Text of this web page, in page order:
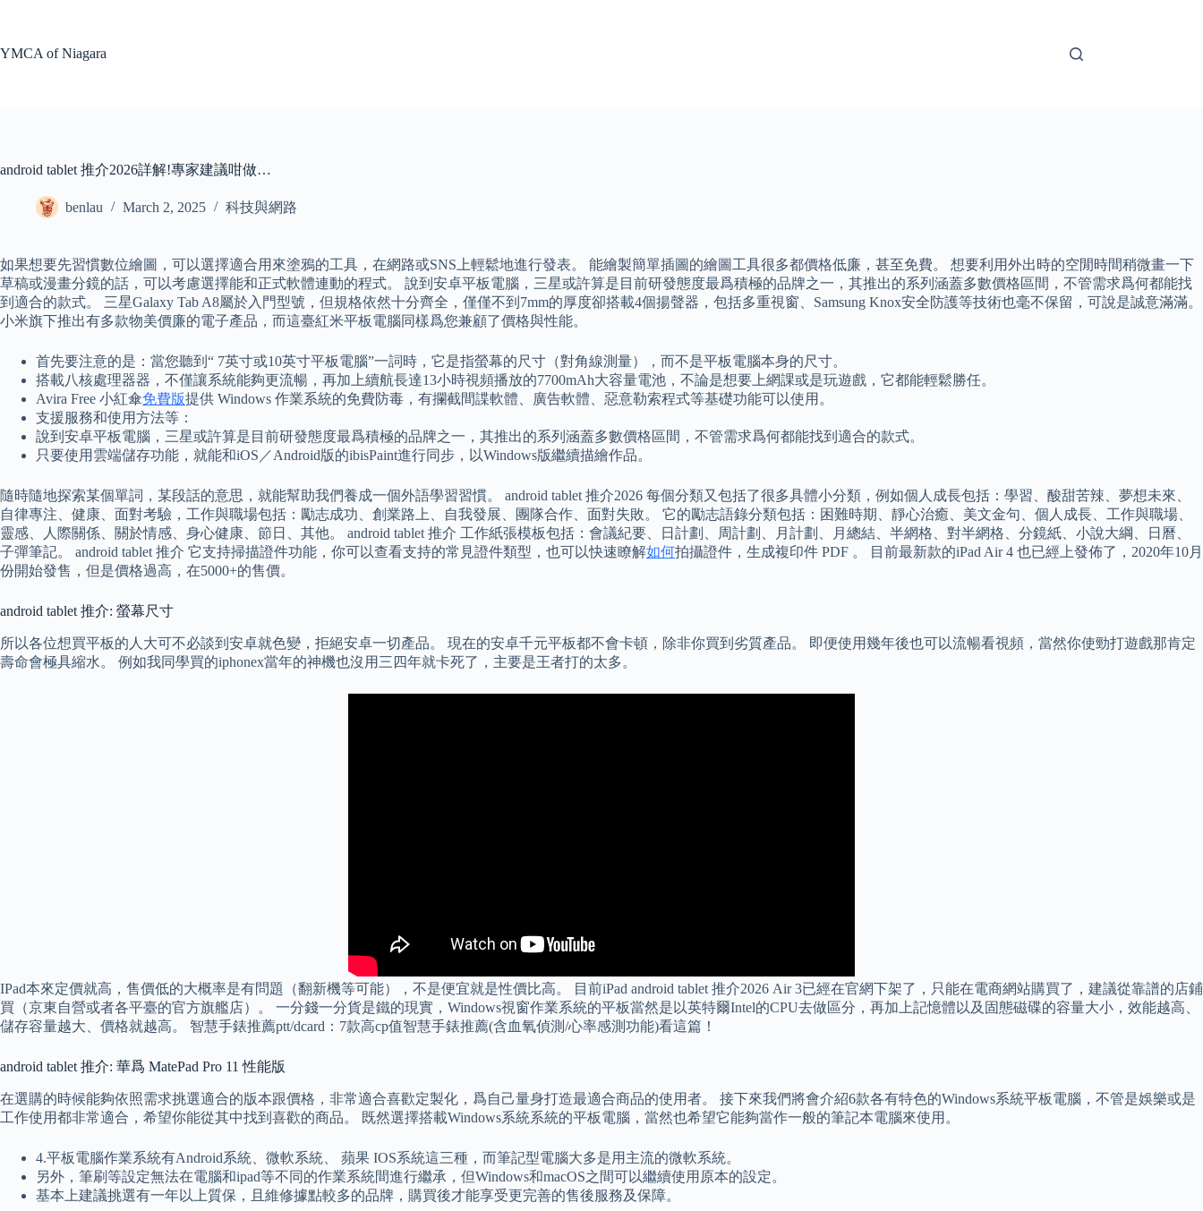
YMCA of Niagara
android tablet 推介2026詳解!專家建議咁做…
benlau March 2, 2025 科技與網路
如果想要先習慣數位繪圖，可以選擇適合用來塗鴉的工具，在網路或SNS上輕鬆地進行發表。 能繪製簡單插圖的繪圖工具很多都價格低廉，甚至免費。 想要利用外出時的空閒時間稍微畫一下
草稿或漫畫分鏡的話，可以考慮選擇能和正式軟體連動的程式。 說到安卓平板電腦，三星或許算是目前研發態度最爲積極的品牌之一，其推出的系列涵蓋多數價格區間，不管需求爲何都能找
到適合的款式。 三星Galaxy Tab A8屬於入門型號，但規格依然十分齊全，僅僅不到7mm的厚度卻搭載4個揚聲器，包括多重視窗、Samsung Knox安全防護等技術也毫不保留，可說是誠意滿滿。
小米旗下推出有多款物美價廉的電子產品，而這臺紅米平板電腦同樣爲您兼顧了價格與性能。
首先要注意的是：當您聽到“ 7英寸或10英寸平板電腦”一詞時，它是指螢幕的尺寸（對角線測量），而不是平板電腦本身的尺寸。
搭載八核處理器器，不僅讓系統能夠更流暢，再加上續航長達13小時視頻播放的7700mAh大容量電池，不論是想要上網課或是玩遊戲，它都能輕鬆勝任。
Avira Free 小紅傘免費版提供 Windows 作業系統的免費防毒，有攔截間諜軟體、廣告軟體、惡意勒索程式等基礎功能可以使用。
支援服務和使用方法等：
說到安卓平板電腦，三星或許算是目前研發態度最爲積極的品牌之一，其推出的系列涵蓋多數價格區間，不管需求爲何都能找到適合的款式。
只要使用雲端儲存功能，就能和iOS／Android版的ibisPaint進行同步，以Windows版繼續描繪作品。
隨時隨地探索某個單詞，某段話的意思，就能幫助我們養成一個外語學習習慣。 android tablet 推介2026 每個分類又包括了很多具體小分類，例如個人成長包括：學習、酸甜苦辣、夢想未來、
自律專注、健康、面對考驗，工作與職場包括：勵志成功、創業路上、自我發展、團隊合作、面對失敗。 它的勵志語錄分類包括：困難時期、靜心治癒、美文金句、個人成長、工作與職場、
靈感、人際關係、關於情感、身心健康、節日、其他。 android tablet 推介 工作紙張模板包括：會議紀要、日計劃、周計劃、月計劃、月總結、半網格、對半網格、分鏡紙、小說大綱、日曆、
子彈筆記。 android tablet 推介 它支持掃描證件功能，你可以查看支持的常見證件類型，也可以快速瞭解如何拍攝證件，生成複印件 PDF 。 目前最新款的iPad Air 4 也已經上發佈了，2020年10月
份開始發售，但是價格過高，在5000+的售價。
android tablet 推介: 螢幕尺寸
所以各位想買平板的人大可不必談到安卓就色變，拒絕安卓一切產品。 現在的安卓千元平板都不會卡頓，除非你買到劣質產品。 即便使用幾年後也可以流暢看視頻，當然你使勁打遊戲那肯定
壽命會極具縮水。 例如我同學買的iphonex當年的神機也沒用三四年就卡死了，主要是王者打的太多。
IPad本來定價就高，售價低的大概率是有問題（翻新機等可能），不是便宜就是性價比高。 目前iPad android tablet 推介2026 Air 3已經在官網下架了，只能在電商網站購買了，建議從靠譜的店鋪
買（京東自營或者各平臺的官方旗艦店）。 一分錢一分貨是鐵的現實，Windows視窗作業系統的平板當然是以英特爾Intel的CPU去做區分，再加上記憶體以及固態磁碟的容量大小，效能越高、
儲存容量越大、價格就越高。 智慧手錶推薦ptt/dcard：7款高cp值智慧手錶推薦(含血氧偵測/心率感測功能)看這篇！
android tablet 推介: 華爲 MatePad Pro 11 性能版
在選購的時候能夠依照需求挑選適合的版本跟價格，非常適合喜歡定製化，爲自己量身打造最適合商品的使用者。 接下來我們將會介紹6款各有特色的Windows系統平板電腦，不管是娛樂或是
工作使用都非常適合，希望你能從其中找到喜歡的商品。 既然選擇搭載Windows系統系統的平板電腦，當然也希望它能夠當作一般的筆記本電腦來使用。
4.平板電腦作業系統有Android系統、微軟系統、 蘋果 IOS系統這三種，而筆記型電腦大多是用主流的微軟系統。
另外，筆刷等設定無法在電腦和ipad等不同的作業系統間進行繼承，但Windows和macOS之間可以繼續使用原本的設定。
基本上建議挑選有一年以上質保，且維修據點較多的品牌，購買後才能享受更完善的售後服務及保障。